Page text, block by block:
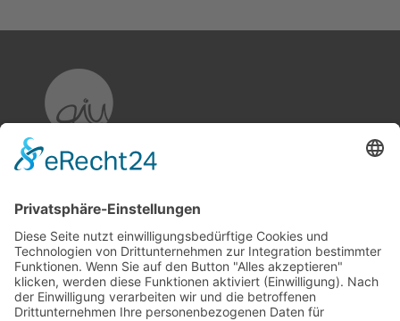
GmbH & Co. KG
Breslauer Straße 49
D-04299 Leipzig
+49 (0) 341 - 242 52 85